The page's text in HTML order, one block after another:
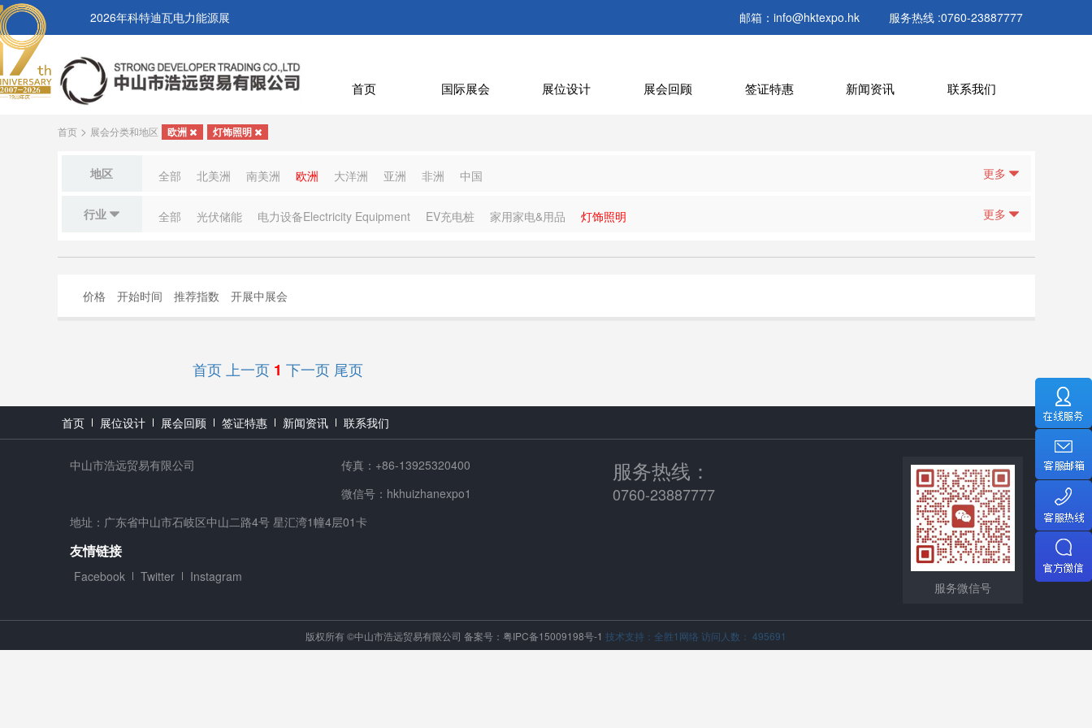
2026年科特迪瓦电力能源展 邮箱：info@hktexpo.hk 服务热线 :0760-23887777
首页 国际展会 展位设计 展会回顾 签证特惠 新闻资讯 联系我们
首页> 展会分类和地区 欧洲 灯饰照明
地区 全部 北美洲 南美洲 欧洲 大洋洲 亚洲 非洲 中国 更多
行业 全部 光伏储能 电力设备Electricity Equipment EV充电桩 家用家电&用品 灯饰照明 更多
价格 开始时间 推荐指数 开展中展会
首页 上一页 1 下一页 尾页
首页 展位设计 展会回顾 签证特惠 新闻资讯 联系我们
中山市浩远贸易有限公司
传真：+86-13925320400
微信号：hkhuizhanexpo1
地址：广东省中山市石岐区中山二路4号 星汇湾1幢4层01卡
服务热线：
0760-23887777
友情链接
Facebook Twitter Instagram
服务微信号
版权所有 ©中山市浩远贸易有限公司 备案号：粤IPC备15009198号-1 技术支持：全胜1网络 访问人数： 495691